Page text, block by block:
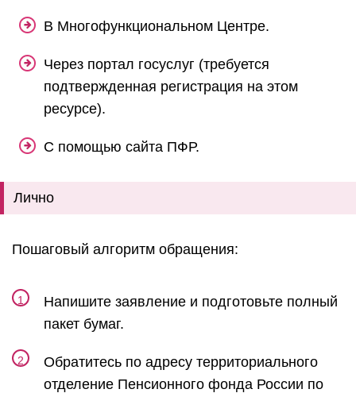
В Многофункциональном Центре.
Через портал госуслуг (требуется
подтвержденная регистрация на этом
ресурсе).
С помощью сайта ПФР.
Лично
Пошаговый алгоритм обращения:
Напишите заявление и подготовьте полный
пакет бумаг.
Обратитесь по адресу территориального
отделение Пенсионного фонда России по